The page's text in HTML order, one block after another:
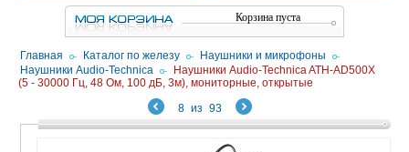
Корзина пуста
Главная / Каталог по железу / Наушники и микрофоны /
Наушники Audio-Technica /
Наушники Audio-Technica ATH-AD500X
(5 - 30000 Гц, 48 Ом, 100 дБ, 3м), мониторные, открытые
8 из 93